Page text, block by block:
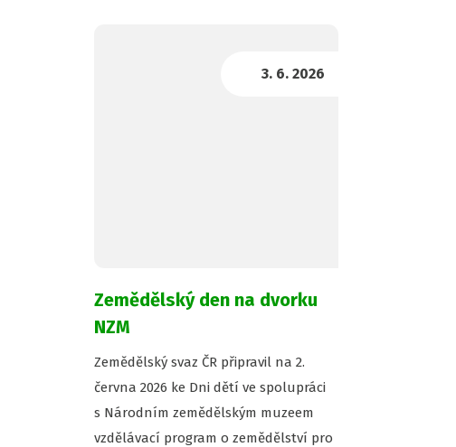
Zemědělský den na dvorku
NZM
Zemědělský svaz ČR připravil na 2.
června 2026 ke Dni dětí ve spolupráci
s Národním zemědělským muzeem
vzdělávací program o zemědělství pro